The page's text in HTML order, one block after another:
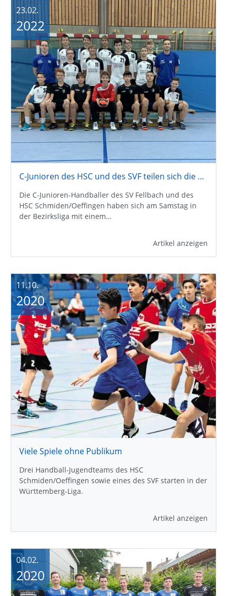
C-Junioren des HSC und des SVF teilen sich die Punkte
Die C-Junioren-Handballer des SV Fellbach und des
HSC Schmiden/Oeffingen haben sich am Samstag in
der Bezirksliga mit einem…
Artikel anzeigen
23.02.
2022
Viele Spiele ohne Publikum
Drei Handball-Jugendteams des HSC
Schmiden/Oeffingen sowie eines des SVF starten in der
Württemberg-Liga.
Artikel anzeigen
11.10.
2020
04.02.
2020